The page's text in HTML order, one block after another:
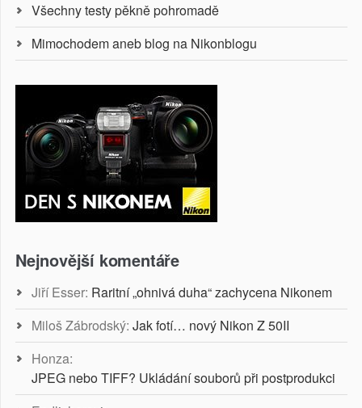
Všechny testy pěkně pohromadě
Mimochodem aneb blog na Nikonblogu
Nejnovější komentáře
Jiří Esser: Raritní „ohnivá duha“ zachycena Nikonem
Miloš Zábrodský: Jak fotí… nový Nikon Z 50II
Honza:
JPEG nebo TIFF? Ukládání souborů při postprodukci